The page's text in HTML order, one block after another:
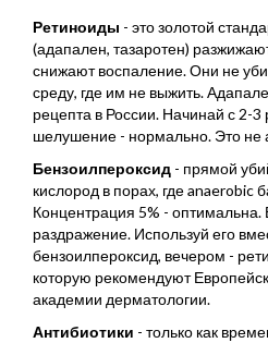
Ретиноиды - это золотой
(адапален, тазаротен)
снижают воспаление. Они не
среду, где им не выжить.
рецепта в России. Начинай с 2-
шелушение - нормально. Это не
Бензоилпероксид - прямой
кислород в порах, где anaerobic
Концентрация 5% - оптимальна.
раздражение. Используй его
бензоилпероксид, вечером -
которую рекомендуют
академии дерматологии.
Антибиотики - только как